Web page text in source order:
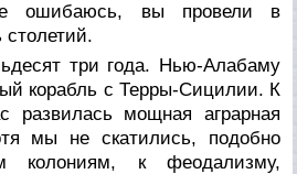
ошибаюсь, вы провели в
столетий.
три года. Нью-Алабаму
корабль с Терры-Сицилии. К
развилась мощная аграрная
мы не скатились, подобно
колониям, к феодализму,